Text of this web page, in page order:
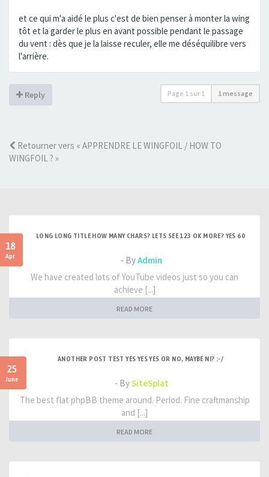
et ce qui m'a aidé le plus c'est de bien penser à monter la wing
tôt et la garder le plus en avant possible pendant le passage
du vent : dès que je la laisse reculer, elle me déséquilibre vers
l'arrière.
Reply Page 1 sur 1 1 message
Retourner vers « APPRENDRE LE WINGFOIL / HOW TO
WINGFOIL ? »
18
Apr
LONG LONG TITLE HOW MANY CHARS? LETS SEE 123 OK MORE? YES 60
- ByAdmin
We have created lots of YouTube videos just so you can
achieve [...]
READ MORE
25
June
ANOTHER POST TEST YES YES YES OR NO, MAYBE NI? :-/
- BySiteSplat
The best flat phpBB theme around. Period. Fine craftmanship
and [...]
READ MORE